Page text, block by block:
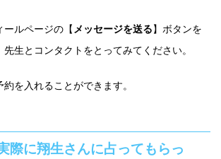
ールページの【 メッセージを送る】ボタンを
生とコンタクトをとってみてください。
を入れることができます。
際に翔生さんに占ってもらっ